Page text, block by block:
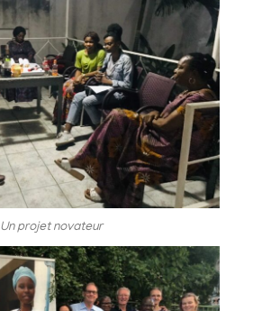
Un projet novateur